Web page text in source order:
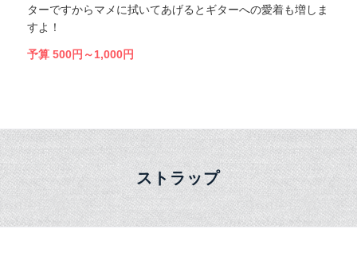
ターですからマメに拭いてあげるとギターへの愛着も増しま
すよ！
予算 500円～1,000円
ストラップ